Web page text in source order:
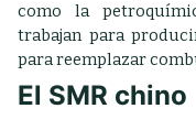
como la
trabajan para
para reemplazar
El SMR chino